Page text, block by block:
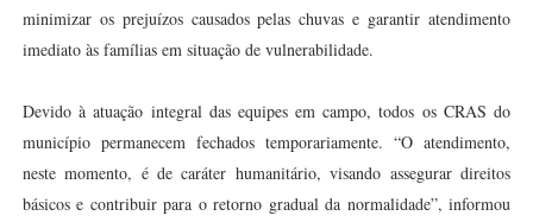
minimizar os prejuízos causados pelas chuvas e garantir atendimento
imediato às famílias em situação de vulnerabilidade.
Devido à atuação integral das equipes em campo, todos os CRAS do
município permanecem fechados temporariamente. “O atendimento,
neste momento, é de caráter humanitário, visando assegurar direitos
básicos e contribuir para o retorno gradual da normalidade”, informou